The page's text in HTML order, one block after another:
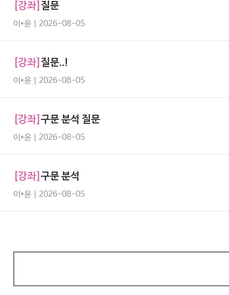
[강좌] 질문
이*윤 | 2026-08-05
[강좌] 질문..!
이*윤 | 2026-08-05
[강좌] 구문 분석 질문
이*윤 | 2026-08-05
[강좌] 구문 분석
이*윤 | 2026-08-05